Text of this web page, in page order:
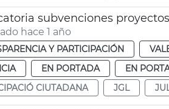
subvenciones
hace 1 año
Y PARTICIPACIÓN
EN PORTADA EN
CIUTADANA
JGL